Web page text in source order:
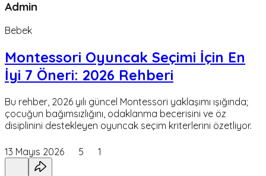
Admin
Bebek
Montessori Oyuncak Seçimi İçin En
İyi 7 Öneri: 2026 Rehberi
Bu rehber, 2026 yılı güncel Montessori yaklaşımı ışığında;
çocuğun bağımsızlığını, odaklanma becerisini ve öz
disiplinini destekleyen oyuncak seçim kriterlerini özetliyor.
13 Mayıs 2026 5 1